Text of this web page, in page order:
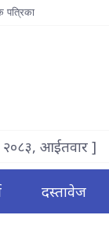
पत्रिका
२०८३, आईतवार ]
दस्तावेज